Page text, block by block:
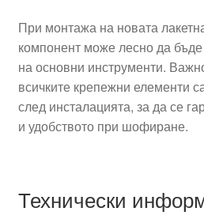
При монтажа на новата
компонент може лесно да
на основни инструменти.
всичките крепежни елементи
след инсталацията, за да се
и удобството при шофиране.
Технически